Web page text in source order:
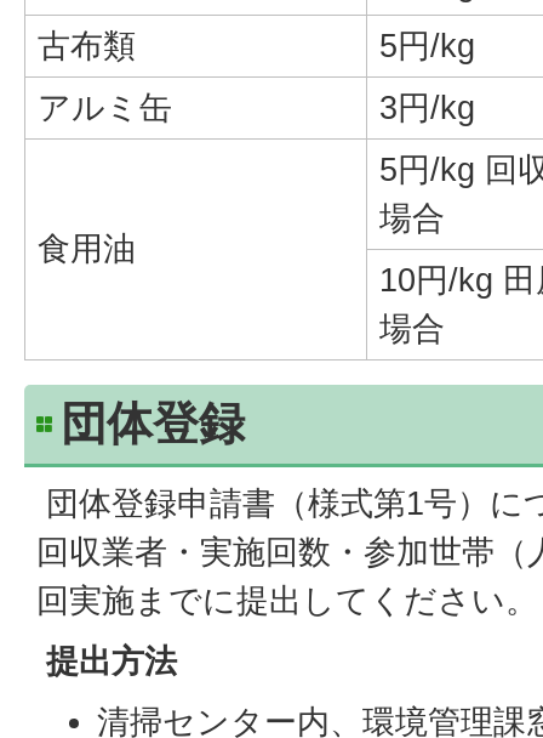
古布類
5円/kg
アルミ缶
3円/kg
食用油
5円/kg 回
場合
10円/kg
場合
団体登録
団体登録申請書（様式第1号）に
回収業者・実施回数・参加世帯
回実施までに提出してください。
提出方法
清掃センター内、環境管理課